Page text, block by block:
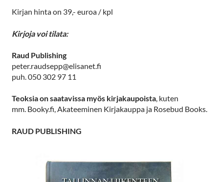
Kirjan hinta on 39,- euroa / kpl
Kirjoja voi tilata:
Raud Publishing
peter.raudsepp@elisanet.fi
puh. 050 302 97 11
Teoksia on saatavissa myös kirjakaupoista, kuten
mm. Booky.fi, Akateeminen Kirjakauppa ja Rosebud Books.
RAUD PUBLISHING